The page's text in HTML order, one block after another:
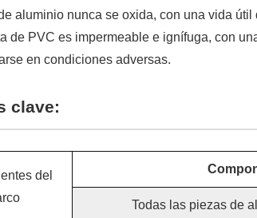
aluminio nunca se oxida, con una vida útil
de PVC es impermeable e ignífuga, con
en condiciones adversas.
clave:
del
Todas las piezas de